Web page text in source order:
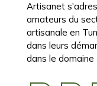
Artisanet
amateurs du
artisanale en
dans leurs
dans le